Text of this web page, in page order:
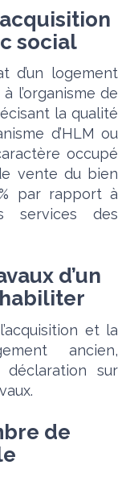
social
d’un logement
l’organisme de
la qualité
d’HLM ou
occupé
vente du bien
par rapport à
services des
d’un
et la
ancien,
déclaration sur
de